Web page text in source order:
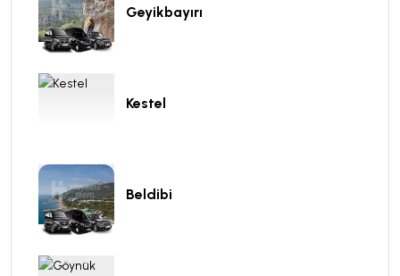
Geyikbayırı
Kestel
Beldibi